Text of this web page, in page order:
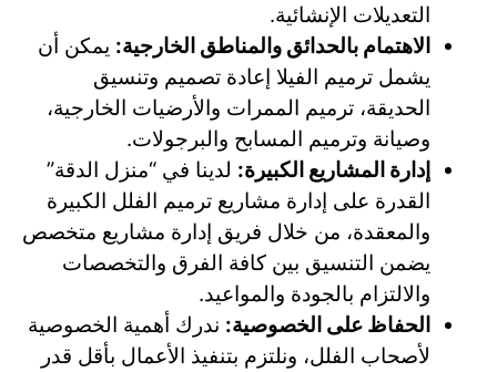
التعديلات الإنشائية.
الاهتمام بالحدائق والمناطق الخارجية: يمكن أن
يشمل ترميم الفيلا إعادة تصميم وتنسيق
الحديقة، ترميم الممرات والأرضيات الخارجية،
وصيانة وترميم المسابح والبرجولات.
إدارة المشاريع الكبيرة: لدينا في “منزل الدقة”
القدرة على إدارة مشاريع ترميم الفلل الكبيرة
والمعقدة، من خلال فريق إدارة مشاريع متخصص
يضمن التنسيق بين كافة الفرق والتخصصات
والالتزام بالجودة والمواعيد.
الحفاظ على الخصوصية: ندرك أهمية الخصوصية
لأصحاب الفلل، ونلتزم بتنفيذ الأعمال بأقل قدر